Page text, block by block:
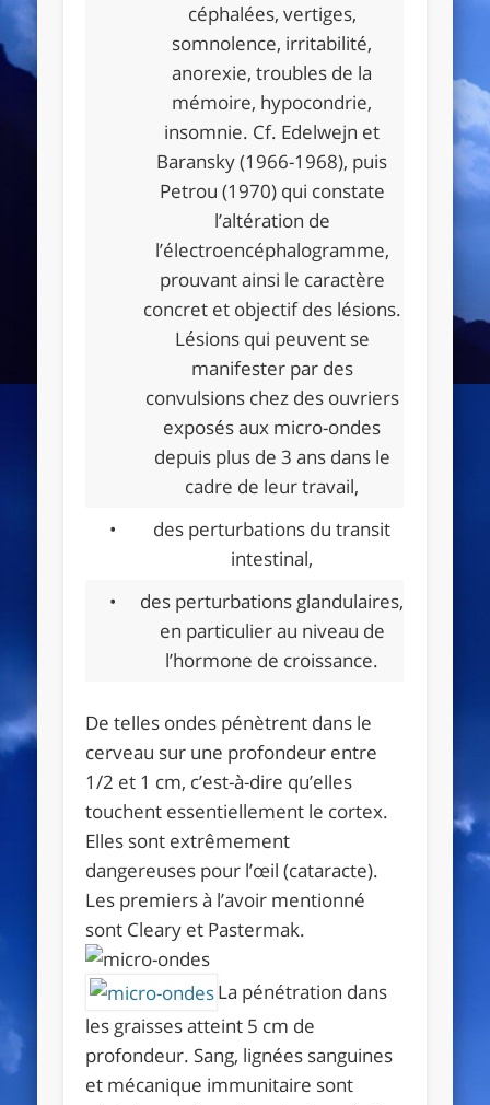
céphalées, vertiges,
somnolence, irritabilité,
anorexie, troubles de la
mémoire, hypocondrie,
insomnie. Cf. Edelwejn et
Baransky (1966-1968), puis
Petrou (1970) qui constate
l’altération de
l’électroencéphalogramme,
prouvant ainsi le caractère
concret et objectif des lésions.
Lésions qui peuvent se
manifester par des
convulsions chez des ouvriers
exposés aux micro-ondes
depuis plus de 3 ans dans le
cadre de leur travail,
•
des perturbations du transit
intestinal,
•
des perturbations glandulaires,
en particulier au niveau de
l’hormone de croissance.
De telles ondes pénètrent dans le
cerveau sur une profondeur entre
1/2 et 1 cm, c’est-à-dire qu’elles
touchent essentiellement le cortex.
Elles sont extrêmement
dangereuses pour l’œil (cataracte).
Les premiers à l’avoir mentionné
sont Cleary et Pastermak.
La pénétration dans
les graisses atteint 5 cm de
profondeur. Sang, lignées sanguines
et mécanique immunitaire sont